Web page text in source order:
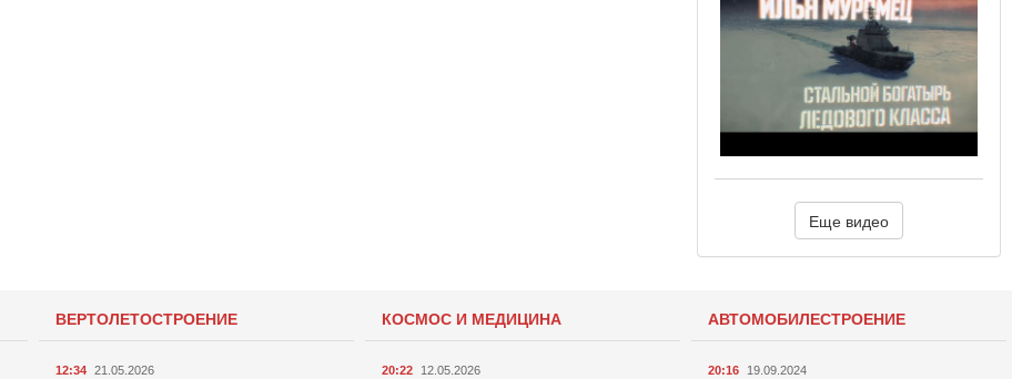
Еще видео
ВЕРТОЛЕТОСТРОЕНИЕ
12:34 21.05.2026
КОСМОС И МЕДИЦИНА
20:22 12.05.2026
АВТОМОБИЛЕСТРОЕНИЕ
20:16 19.09.2024